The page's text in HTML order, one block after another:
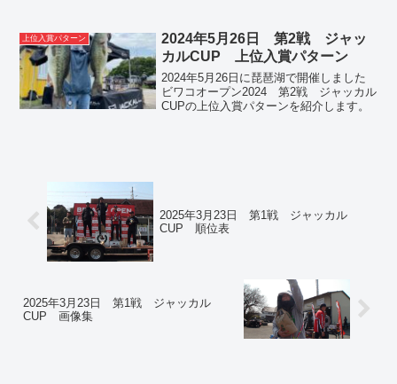
上位入賞パターン
2024年5月26日 第2戦 ジャッ
カルCUP 上位入賞パターン
2024年5月26日に琵琶湖で開催しました
ビワコオープン2024 第2戦 ジャッカル
CUPの上位入賞パターンを紹介します。
2025年3月23日 第1戦 ジャッカル
CUP 順位表
2025年3月23日 第1戦 ジャッカル
CUP 画像集